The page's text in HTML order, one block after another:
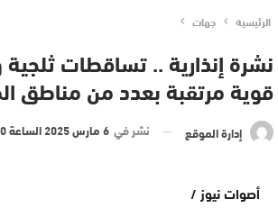
الرئيسية جهات
نشرة إنذارية .. تساقطات
قوية مرتقبة بعدد من مناطق
إدارة الموقع نشر في 6 مارس 2025 الساعة 10 و 35 دقيقة
أصوات نيوز /